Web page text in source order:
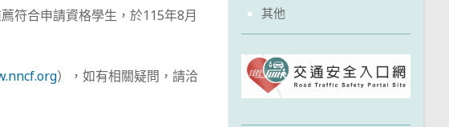
符合申請資格學生，於115年8月
），如有相關疑問，請洽
其他